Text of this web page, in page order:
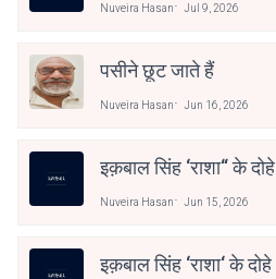
Nuveira Hasan Jul 9, 2026
पसीने छूट जाते हैं
Nuveira Hasan Jun 16, 2026
इक़बाल सिंह ‘राशा“ के दोहे
Nuveira Hasan Jun 15, 2026
इक़बाल सिंह ‘राशा‘ के दोहे